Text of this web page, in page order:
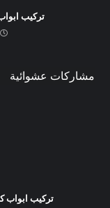
تركيب ابواب
مشاركات عشوائية
تركيب ابواب